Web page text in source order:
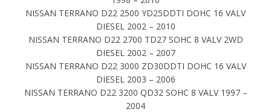
NISSAN TERRANO D22 2500 YD25DDTI DOHC 16 VALV
DIESEL 2002 – 2010
NISSAN TERRANO D22 2700 TD27 SOHC 8 VALV 2WD
DIESEL 2002 – 2007
NISSAN TERRANO D22 3000 ZD30DDTI DOHC 16 VALV
DIESEL 2003 – 2006
NISSAN TERRANO D22 3200 QD32 SOHC 8 VALV 1997 –
2004